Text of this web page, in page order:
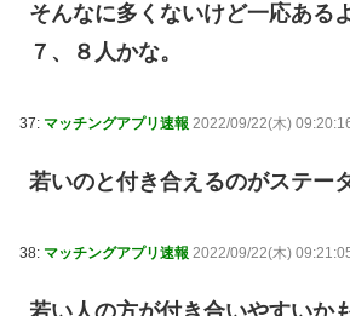
そんなに多くないけど一応ある
７、８人かな。
37: マッチングアプリ速報 2022/09/22(木)
若いのと付き合えるのがステー
38: マッチングアプリ速報 2022/09/22(木)